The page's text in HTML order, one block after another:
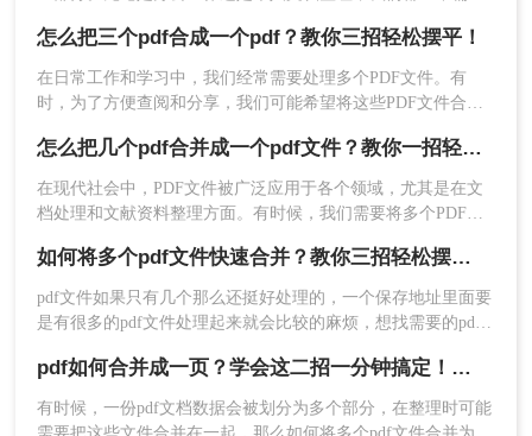
除了Adobe Acrobat Pro外，还有其他一些PDF编辑
软件也提供了合并PDF文件的功能，如Foxit
Reader、转转大师PDF编辑器等。下面以转转大师
PDF编辑器合并PDF文件操作为例。
操作如下：
器，接着打开本地需要合并的PDF文件。
本文将详细介绍几种快速、简便的方法，帮助您合并PDF文
件，提高工作效率。
怎么把三个pdf合成一个pdf？教你三招轻松摆平！
在日常工作和学习中，我们经常需要处理多个PDF文件。有
时，为了方便查阅和分享，我们可能希望将这些PDF文件合并
更好地整理和管理文件。
怎么把几个pdf合并成一个pdf文件？教你一招轻松搞定！
在现代社会中，PDF文件被广泛应用于各个领域，尤其是在文
档处理和文献资料整理方面。有时候，我们需要将多个PDF文
么，怎么把几个pdf合并成一个pdf文件呢？本文将为你详细解
答。
如何将多个pdf文件快速合并？教你三招轻松摆平！
pdf文件如果只有几个那么还挺好处理的，一个保存地址里面要
是有很多的pdf文件处理起来就会比较的麻烦，想找需要的pdf
多个pdf文件只要合并到一块就行了，查找的时候可以快速的找
到，非常的便利，上传都能一起上传，可是有很多的用户还不
知道如何将多个pdf文件快速合并，查看下面的相关教程介绍，
pdf如何合并成一页？学会这二招一分钟搞定！太方便了
有时候，一份pdf文档数据会被划分为多个部分，在整理时可能
需要把这些文件合并在一起，那么如何将多个pdf文件合并为一